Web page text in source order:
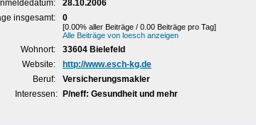
28.10.2006
insgesamt:
0
[0.00% aller Beiträge / 0.00 Beiträge pro Tag]
Alle Beiträge von loesch anzeigen
Wohnort:
33604 Bielefeld
Website:
http://www.esch-kg.de
Beruf:
Versicherungsmakler
Interessen:
P/neff: Gesundheit und mehr